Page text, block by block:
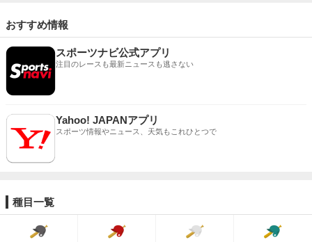
おすすめ情報
スポーツナビ公式アプリ
注目のレースも最新ニュースも逃さない
Yahoo! JAPANアプリ
スポーツ情報やニュース、天気もこれひとつで
種目一覧